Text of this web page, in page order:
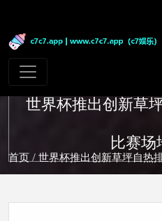
世界杯推出创新草
比赛场
首页 / 世界杯推出创新草坪自热